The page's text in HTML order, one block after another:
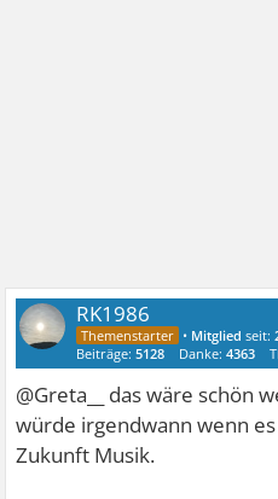
RK1986
• Mitglied seit:
Beiträge:5128 Danke:4363
@Greta__ das wäre schön
würde irgendwann wenn
Zukunft Musik.